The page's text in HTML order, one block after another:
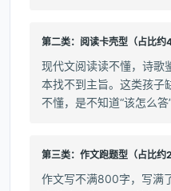
第二类：阅读卡壳型（占比约
现代文阅读读不懂，诗歌
本找不到主旨。这类孩
不懂，是不知道“该怎么答”
第三类：作文跑题型（占比约
作文写不满800字，写满